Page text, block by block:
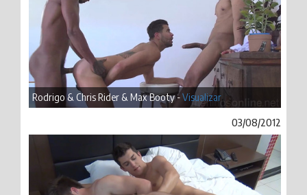
Rodrigo & Chris Rider & Max Booty -Visualizar
03/08/2012